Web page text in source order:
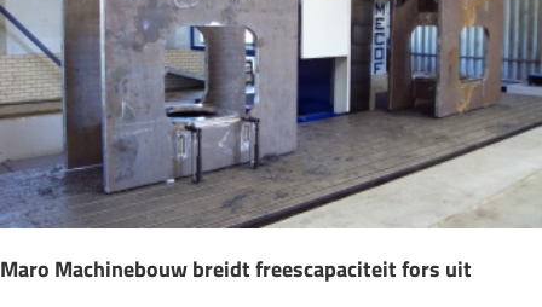
Maro Machinebouw breidt freescapaciteit fors uit